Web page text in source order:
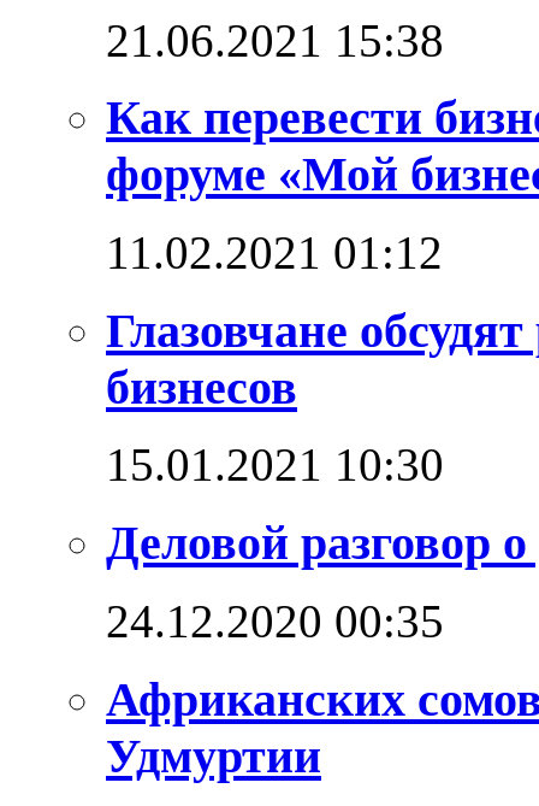
21.06.2021 15:38
Как перевести
форуме «Мой
11.02.2021 01:12
Глазовчане
бизнесов
15.01.2021 10:30
Деловой разговор
24.12.2020 00:35
Африканских
Удмуртии